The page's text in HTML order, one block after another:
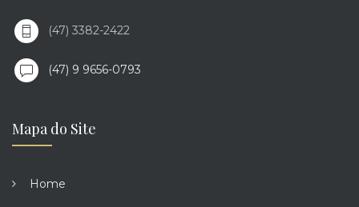
(47) 3382-2422
(47) 9 9656-0793
Mapa do Site
Home